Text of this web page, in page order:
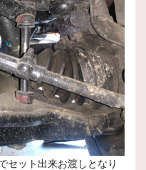
セット出来お渡しとなり